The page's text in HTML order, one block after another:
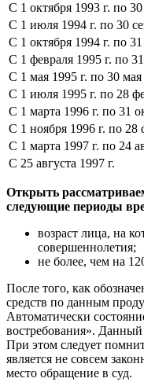
С 1 октября 1993 г. по
С 1 июля 1994 г. по 30
С 1 октября 1994 г. по 31
С 1 февраля 1995 г. по
С 1 мая 1995 г. по 30 мая
С 1 июля 1995 г. по 28
С 1 марта 1996 г. по 31
С 1 ноября 1996 г. по 28
С 1 марта 1997 г. по 24
С 25 августа 1997 г.
Открыть
следующие периоды
возраст лица, на
совершеннолетия;
не более, чем на
После того, как
средств по данным
Автоматически
востребования».
При этом следует
является не совсем
место обращение в суд.